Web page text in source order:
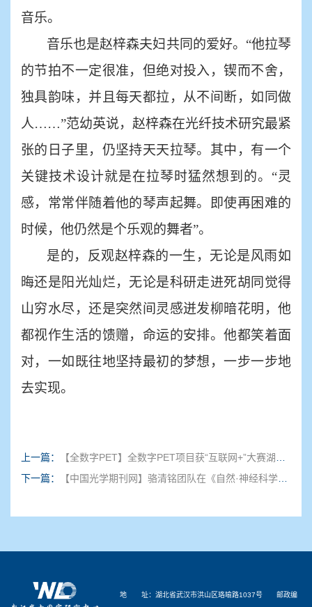
音乐。
音乐也是赵梓森夫妇共同的爱好。 “他拉琴
的节拍不一定很准，但绝对投入，锲而不舍，
独具韵味，并且每天都拉，从不间断，如同做
人……”范幼英说，赵梓森在光纤技术研究最紧
张的日子里，仍坚持天天拉琴。其中，有一个
关键技术设计就是在拉琴时猛然想到的。“灵
感，常常伴随着他的琴声起舞。即使再困难的
时候，他仍然是个乐观的舞者”。
是的，反观赵梓森的一生，无论是风雨如
晦还是阳光灿烂，无论是科研走进死胡同觉得
山穷水尽，还是突然间灵感迸发柳暗花明，他
都视作生活的馈赠，命运的安排。他都笑着面
对，一如既往地坚持最初的梦想，一步一步地
去实现。
上一篇：
【全数字PET】全数字PET项目获“互联网+”大赛湖北省复赛主赛道冠军！
下一篇：
【中国光学期刊网】骆清铭团队在《自然·神经科学》发表论文——绘制神经元长程输入环路图谱
地 址：湖北省武汉市洪山区珞喻路1037号 邮政编